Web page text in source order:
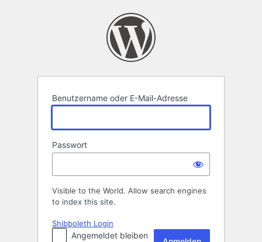
Benutzername oder E-Mail-Adresse
Passwort
Visible to the World. Allow search engines
to index this site.
Shibboleth Login
Angemeldet bleiben